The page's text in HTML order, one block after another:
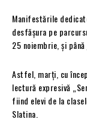
Manifestările
desfășura pe
25 noiembrie, și
Astfel, marți, cu
lectură expresivă
fiind elevi de la
Slatina.